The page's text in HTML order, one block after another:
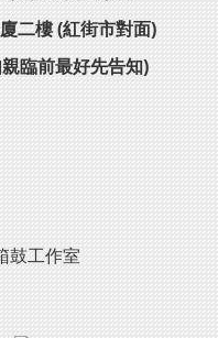
二樓 (紅街市對面)
臨前最好先告知)
鼓工作室